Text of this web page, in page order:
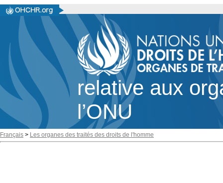
relative aux
l’ONU
Français > Les organes des traités des droits de l'homme